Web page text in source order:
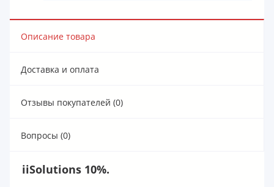
Описание товара
Доставка и оплата
Отзывы покупателей (0)
Вопросы (0)
iiSolutions 10%.